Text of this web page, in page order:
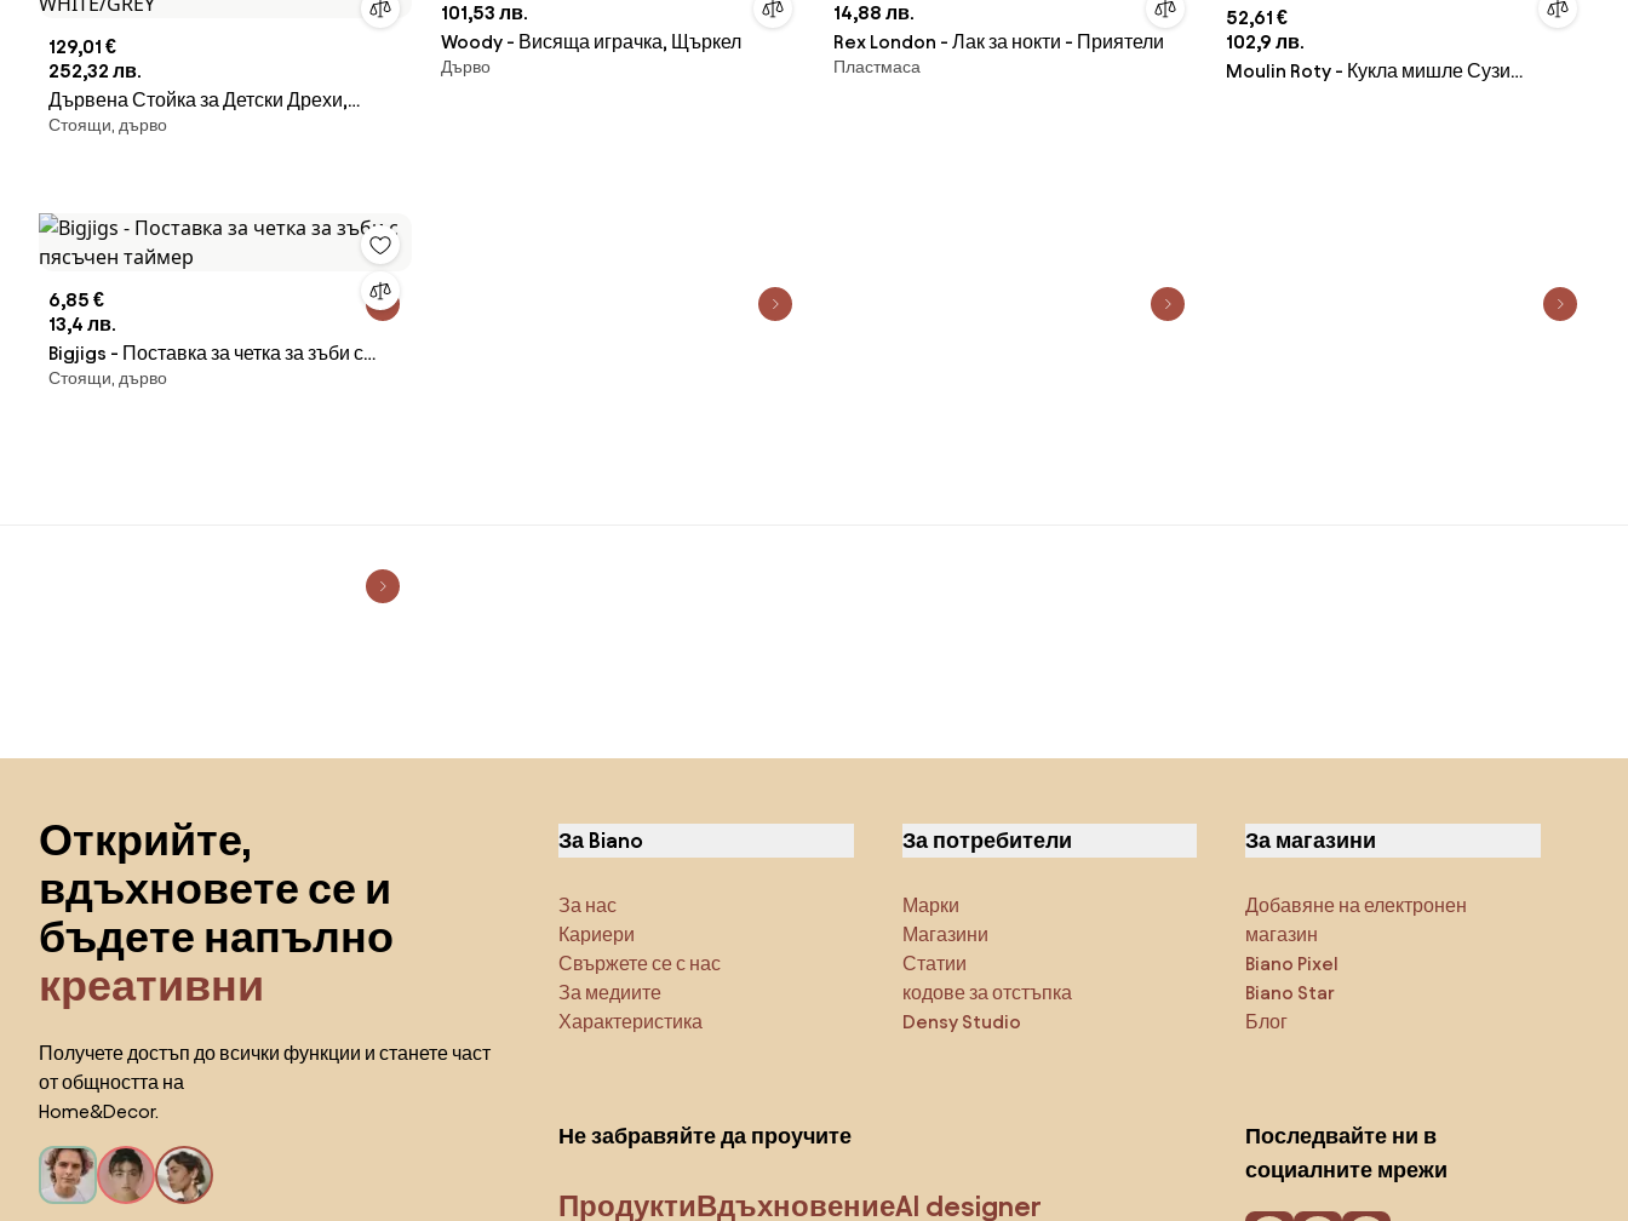
129,01 €
252,32 лв.
Дървена Стойка за Детски Дрехи,
Етажерка с Рафтове за Съхранение -
Стоящи, дърво
101,53 лв.
Woody - Висяща играчка, Щъркел
Дърво
14,88 лв.
Rex London - Лак за нокти - Приятели
Пластмаса
52,61 €
102,9 лв.
Moulin Roty - Кукла мишле Сузи
6,85 €
13,4 лв.
Bigjigs - Поставка за четка за зъби с
пясъчен таймер
Стоящи, дърво
Открийте,
вдъхновете се и
бъдете напълно
креативни
Получете достъп до всички функции и станете част
от общността на
Home&Decor.
За Biano
За нас
Кариери
Свържете се с нас
За медиите
Характеристика
За потребители
Марки
Магазини
Статии
кодове за отстъпка
Densy Studio
За магазини
Добавяне на електронен
магазин
Biano Pixel
Biano Star
Блог
Не забравяйте да проучите
Продукти ВдъхновениеAI designer
Последвайте ни в
социалните мрежи